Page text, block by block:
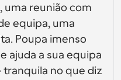
Experimente o Cal.ai agora!
uma reunião com
equipa, uma
Poupa imenso
ajuda a sua equipa
no que diz